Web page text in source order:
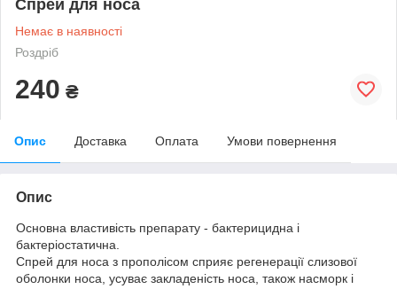
Спрей для носа
Немає в наявності
Роздріб
240 ₴
Опис Доставка Оплата Умови повернення
Опис
Основна властивість препарату - бактерицидна і
бактеріостатична.
Спрей для носа з прополісом сприяє регенерації слизової
оболонки носа, усуває закладеність носа, також насморк і